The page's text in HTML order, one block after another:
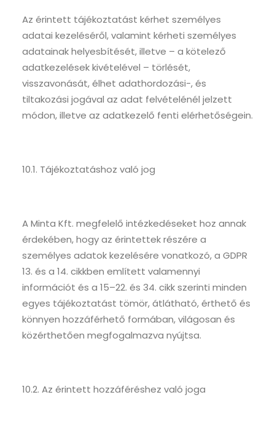
Az érintett tájékoztatást kérhet személyes
adatai kezeléséről, valamint kérheti személyes
adatainak helyesbítését, illetve – a kötelező
adatkezelések kivételével – törlését,
visszavonását, élhet adathordozási-, és
tiltakozási jogával az adat felvételénél jelzett
módon, illetve az adatkezelő fenti elérhetőségein.
10.1. Tájékoztatáshoz való jog
A Minta Kft. megfelelő intézkedéseket hoz annak
érdekében, hogy az érintettek részére a
személyes adatok kezelésére vonatkozó, a GDPR
13. és a 14. cikkben említett valamennyi
információt és a 15–22. és 34. cikk szerinti minden
egyes tájékoztatást tömör, átlátható, érthető és
könnyen hozzáférhető formában, világosan és
közérthetően megfogalmazva nyújtsa.
10.2. Az érintett hozzáféréshez való joga